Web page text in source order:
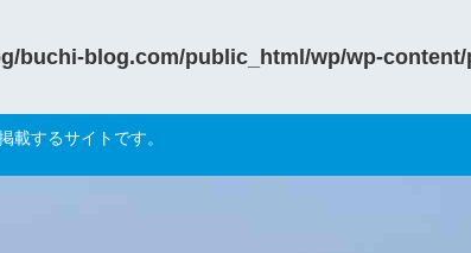
buchi-blog.com/public_html/wp/wp-
載するサイトです。